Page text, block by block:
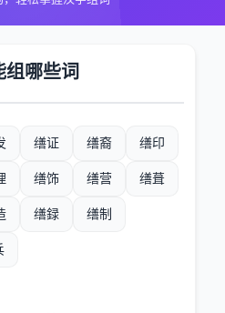
哪些词
缮证 缮裔 缮印
缮饰 缮营 缮葺
缮録 缮制